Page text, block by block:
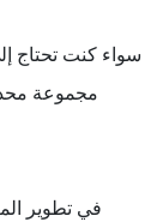
سواء كنت تحتاج
مجموعة
في تطوير